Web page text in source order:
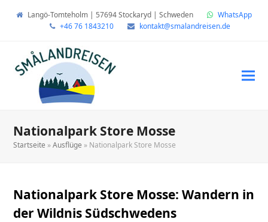
Langö-Tomteholm | 57694 Stockaryd | Schweden
WhatsApp
+46 76 1843210
kontakt@smalandreisen.de
Nationalpark Store Mosse
Startseite »Ausflüge » Nationalpark Store Mosse
Nationalpark Store Mosse: Wandern in
der Wildnis Südschwedens